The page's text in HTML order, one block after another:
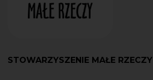
STOWARZYSZENIE MAŁE RZECZY